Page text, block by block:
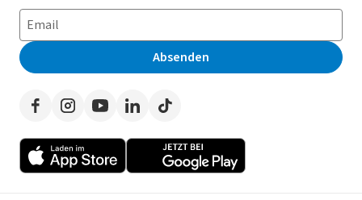
Impressum
Erklärung zur Barrierefreiheit
Presse
Häufig gestellte Fragen
Leasing-Lexikon
Auto-Tests
Werben auf LeasingMarkt.de
Privatleasing
Leasing-Vergleiche
Herstellerverzeichnis
Händlerverzeichnis
Absenden